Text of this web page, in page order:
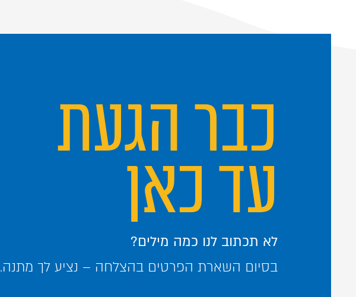
כבר הגעת
עד כאן
לא תכתוב לנו כמה מילים?
בסיום השארת הפרטים בהצלחה – נציע לך מתנה.